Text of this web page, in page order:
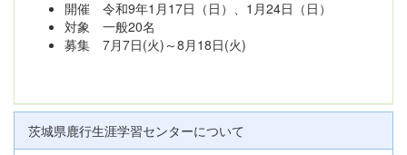
開催 令和9年1月17日（日）、1月24日（日）
対象 一般20名
募集 7月7日(火)～8月18日(火)
茨城県鹿行生涯学習センターについて